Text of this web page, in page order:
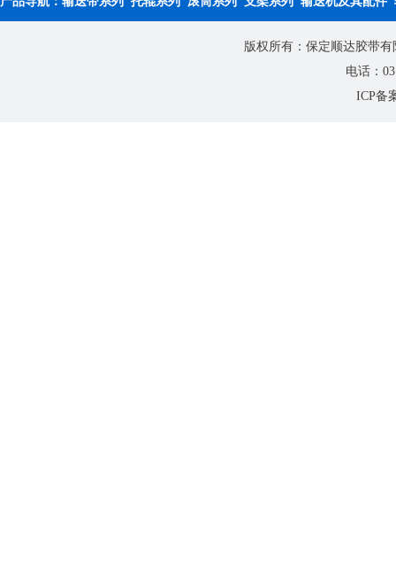
版权所有：保定顺达胶带
电话：
ICP备